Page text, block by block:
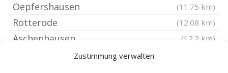
Zustimmung verwalten
Oepfershausen (11.75 km)
Rotterode (12.08 km)
Aschenhausen (12.2 km)
Ostheim vor der Rhön